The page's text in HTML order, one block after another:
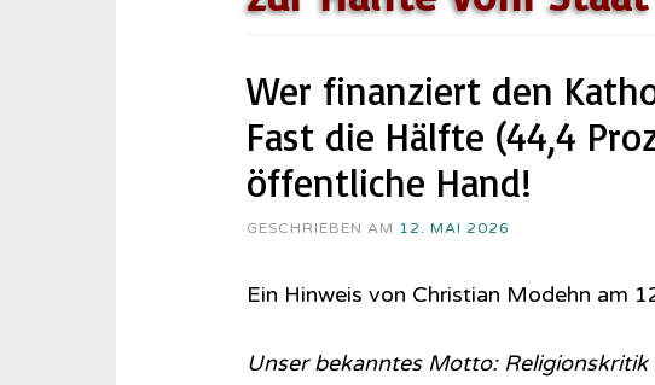
Wer finanziert den
Fast die Hälfte (44,4
öffentliche Hand!
GESCHRIEBEN AM 12. MAI 2026
Ein Hinweis von Christian Modehn am
Unser bekanntes Motto: